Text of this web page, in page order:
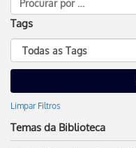
Tags
Limpar Filtros
Temas da Biblioteca